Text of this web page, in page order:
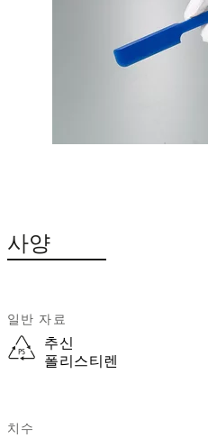
사양
일반 자료
추신
폴리스티렌
치수